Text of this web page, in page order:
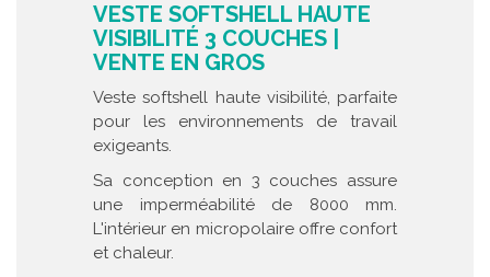
VESTE SOFTSHELL HAUTE
VISIBILITÉ 3 COUCHES |
VENTE EN GROS
Veste softshell haute visibilité, parfaite
pour les environnements de travail
exigeants.
Sa conception en 3 couches assure
une imperméabilité de 8000 mm.
L'intérieur en micropolaire offre confort
et chaleur.